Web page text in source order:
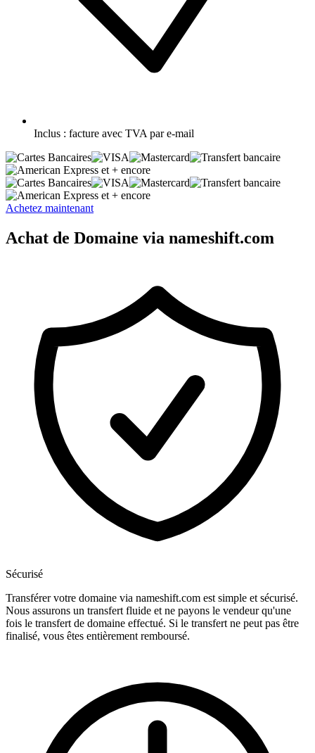
Inclus : facture avec TVA par e-mail
et + encore
et + encore
Achetez maintenant
Achat de Domaine via nameshift.com
Sécurisé
Transférer votre domaine via nameshift.com est simple et sécurisé.
Nous assurons un transfert fluide et ne payons le vendeur qu'une
fois le transfert de domaine effectué. Si le transfert ne peut pas être
finalisé, vous êtes entièrement remboursé.